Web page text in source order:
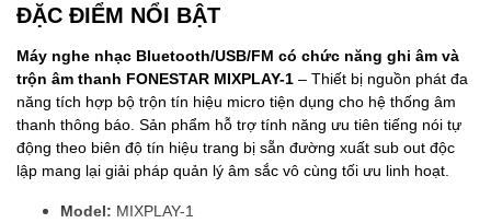
ĐẶC ĐIỂM NỔI BẬT
Máy nghe nhạc Bluetooth/USB/FM có chức năng ghi âm và
trộn âm thanh FONESTAR MIXPLAY-1 – Thiết bị nguồn phát đa
năng tích hợp bộ trộn tín hiệu micro tiện dụng cho hệ thống âm
thanh thông báo. Sản phẩm hỗ trợ tính năng ưu tiên tiếng nói tự
động theo biên độ tín hiệu trang bị sẵn đường xuất sub out độc
lập mang lại giải pháp quản lý âm sắc vô cùng tối ưu linh hoạt.
Model: MIXPLAY-1